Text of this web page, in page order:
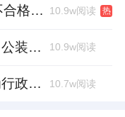
重庆抽检44批次照明电器不合格，木林森全资子公司被点名 10.9w阅读 热
金螳螂二季度新签单59亿，公装业务贡献逾八成 10.9w阅读
恒隆集团委任56岁蔡德粦为行政总裁、年薪2052万港元，曾任星巴克中国CEO 10.7w阅读